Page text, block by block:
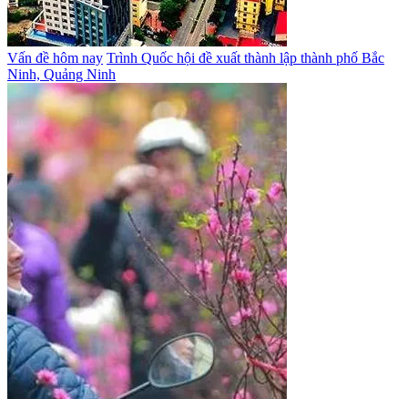
Vấn đề hôm nay Trình Quốc hội đề xuất thành lập thành phố Bắc
Ninh, Quảng Ninh